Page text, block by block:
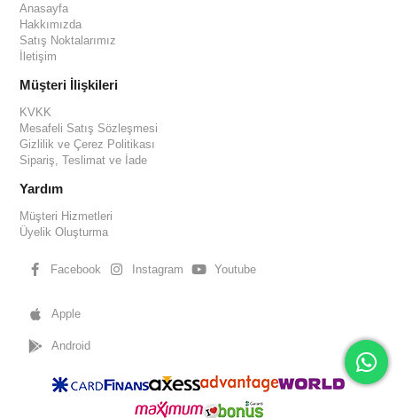
Anasayfa
Hakkımızda
Satış Noktalarımız
İletişim
Müşteri İlişkileri
KVKK
Mesafeli Satış Sözleşmesi
Gizlilik ve Çerez Politikası
Sipariş, Teslimat ve İade
Yardım
Müşteri Hizmetleri
Üyelik Oluşturma
Facebook Instagram Youtube
Apple
Android